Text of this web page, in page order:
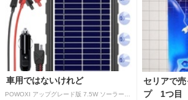
車用ではないけれど
POWOXI アップグレード版 7.5W ソーラーバッテリートリクルチャージャーメンテナー 12V ポータブル防水ソーラーパネル トリクル充電キット 車、自動車、オートバイ、ボート、マリン、RV、トレーラー、スノーモービルなど用
セリアで
プ 1つ目